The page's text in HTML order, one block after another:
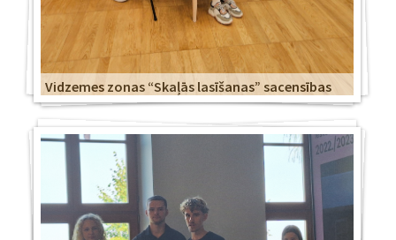
Vidzemes zonas “Skaļās lasīšanas” sacensības